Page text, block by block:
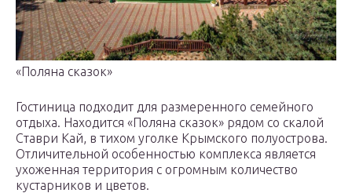
«Поляна сказок»
Гостиница подходит для размеренного семейного
отдыха. Находится «Поляна сказок» рядом со скалой
Ставри Кай, в тихом уголке Крымского полуострова.
Отличительной особенностью комплекса является
ухоженная территория с огромным количество
кустарников и цветов.